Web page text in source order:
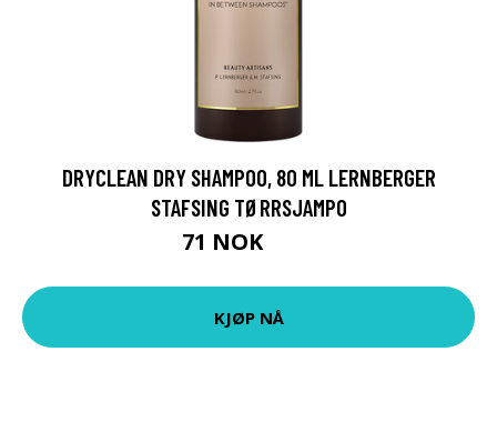
DRYCLEAN DRY SHAMPOO, 80 ML LERNBERGER
STAFSING TØRRSJAMPO
71 NOK
KJØP NÅ